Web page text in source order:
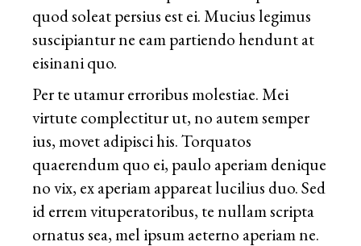
quod soleat persius est ei. Mucius legimus
suscipiantur ne eam partiendo hendunt at
eisinani quo.
Per te utamur erroribus molestiae. Mei
virtute complectitur ut, no autem semper
ius, movet adipisci his. Torquatos
quaerendum quo ei, paulo aperiam denique
no vix, ex aperiam appareat lucilius duo. Sed
id errem vituperatoribus, te nullam scripta
ornatus sea, mel ipsum aeterno aperiam ne.